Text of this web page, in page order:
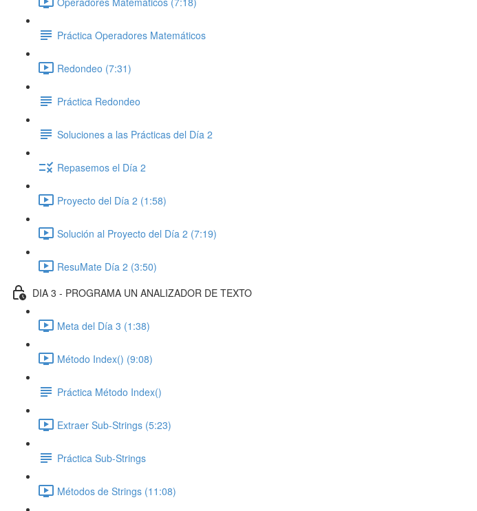
Práctica Operadores Matemáticos
Redondeo (7:31)
Práctica Redondeo
Soluciones a las Prácticas del Día 2
Repasemos el Día 2
Proyecto del Día 2 (1:58)
Solución al Proyecto del Día 2 (7:19)
ResuMate Día 2 (3:50)
DIA 3 - PROGRAMA UN ANALIZADOR DE TEXTO
Meta del Día 3 (1:38)
Método Index() (9:08)
Práctica Método Index()
Extraer Sub-Strings (5:23)
Práctica Sub-Strings
Métodos de Strings (11:08)